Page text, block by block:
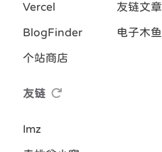
Vercel
BlogFinder
个站商店
友链文章
电子木鱼
友链
Imz